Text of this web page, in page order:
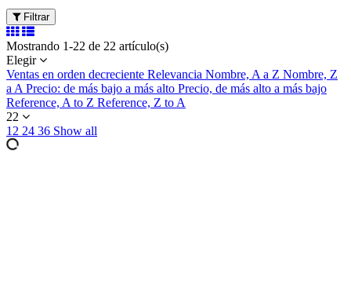
Filtrar
Mostrando 1-22 de 22 artículo(s)
Elegir
Ventas en orden decreciente Relevancia Nombre, A a Z Nombre, Z
a A Precio: de más bajo a más alto Precio, de más alto a más bajo
Reference, A to Z Reference, Z to A
22
12 24 36 Show all